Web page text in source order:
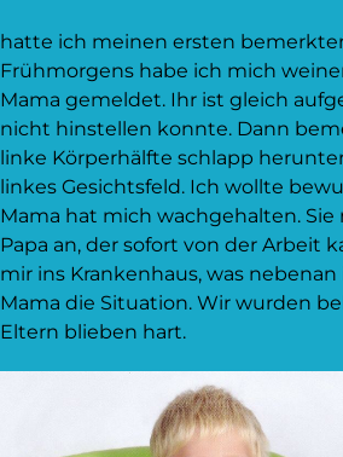
hatte ich meinen ersten
Frühmorgens habe ich mich
Mama gemeldet. Ihr ist gleich
nicht hinstellen konnte. Dann
linke Körperhälfte schlapp
linkes Gesichtsfeld. Ich wollte
Mama hat mich wachgehalten. Sie
Papa an, der sofort von der Arbeit
mir ins Krankenhaus, was
Mama die Situation. Wir wurden
Eltern blieben hart.